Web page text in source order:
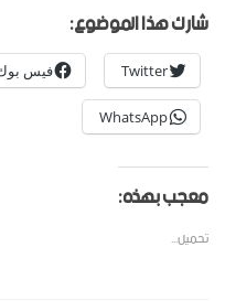
شارك هذا الموضوع:
Twitter فيس
WhatsApp
معجب بهذه:
تحميل...